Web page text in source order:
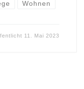
Wohnen
11. Mai 2023